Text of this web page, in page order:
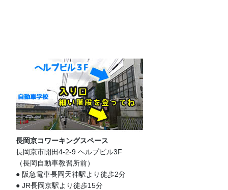
長岡京コワーキングスペース
長岡京市開田4-2-9 ヘルプビル3F
（長岡自動車教習所前）
● 阪急電車長岡天神駅より徒歩2分
● JR長岡京駅より徒歩15分